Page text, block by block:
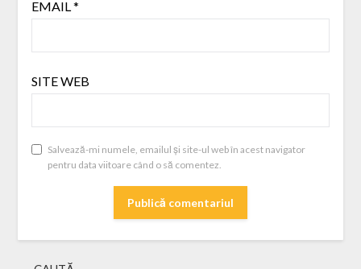
EMAIL *
SITE WEB
Salvează-mi numele, emailul și site-ul web în acest navigator
pentru data viitoare când o să comentez.